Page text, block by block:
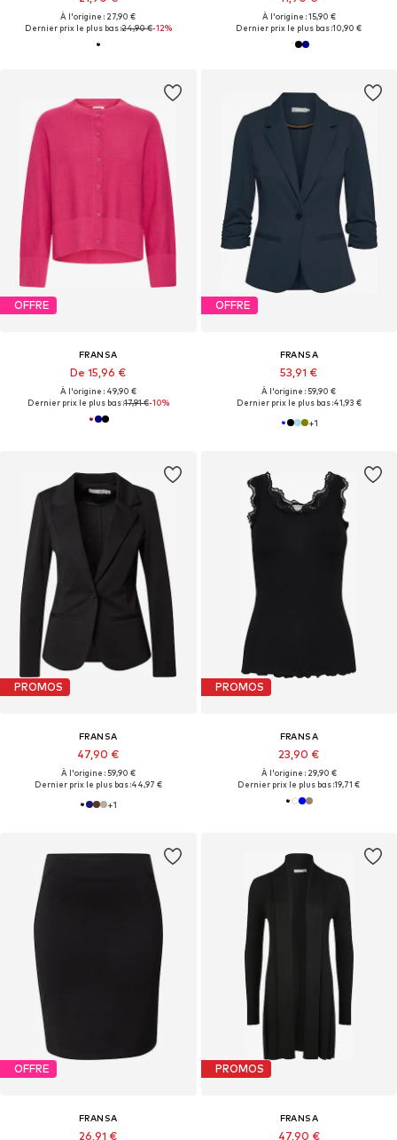
À l'origine : 27,90 €
Dernier prix le plus bas :24,90 €-12%
À l'origine : 15,90 €
Dernier prix le plus bas :10,90 €
OFFRE
FRANSA
De 15,96 €
À l'origine : 49,90 €
Dernier prix le plus bas :17,91 €-10%
OFFRE
FRANSA
53,91 €
À l'origine : 59,90 €
Dernier prix le plus bas :41,93 €
+1
PROMOS
FRANSA
47,90 €
À l'origine : 59,90 €
Dernier prix le plus bas :44,97 €
+1
PROMOS
FRANSA
23,90 €
À l'origine : 29,90 €
Dernier prix le plus bas :19,71 €
OFFRE
FRANSA
26,91 €
PROMOS
FRANSA
47,90 €